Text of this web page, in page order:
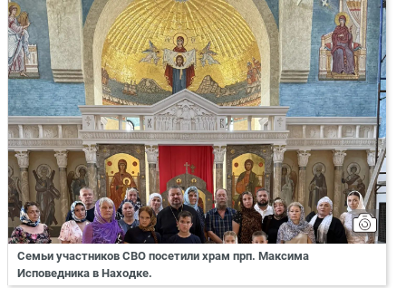
Семьи участников СВО посетили храм прп. Максима
Исповедника в Находке.